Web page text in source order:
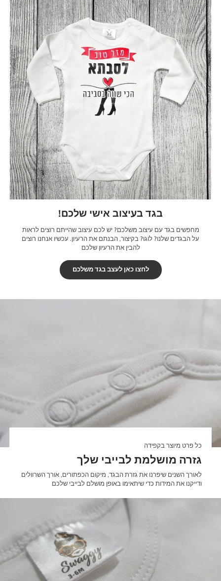
בגד בעיצוב אישי שלכם!
מחפשים בגד עם עיצוב משלכם? יש לכם עיצוב שהייתם רוצים לראות
על הבגדים שלנו? לוגו? בקיצור, הבנתם את הרעיון. עכשיו אנחנו רוצים
להבין את הרעיון שלכם
לחצו כאן לעצב בגד משלכם
כל פרט מיוצר בקפידה
גזרה מושלמת לבייבי שלך
לאורך השנים שיפרנו את גזרת הבגד, מיקום הכפתורים, אורך השרוולים
ודייקנו את המידות כדי שיתאימו באופן מושלם לבייבי שלכם